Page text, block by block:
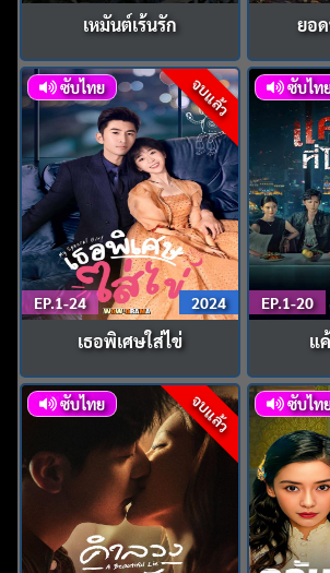
เหมันต์เร้นรัก ยอ
จบแล้ว
ซับไทย
EP.1-24 2024
เธอพิเศษใส่ไข่
ซับไท
EP.1-20
แ
จบแล้ว
ซับไทย ซับไท